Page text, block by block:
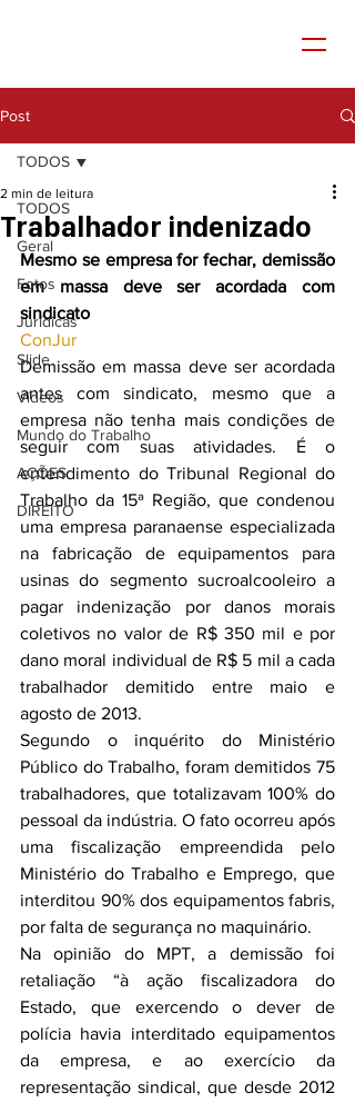
Post
TODOS
Geral
Fotos
Jurídicas
Slide
Vídeos
Mundo do Trabalho
AÇÕES
DIREITO
TODOS
Trabalhador indenizado
2 min de leitura
Mesmo se empresa for fechar, demissão
em massa deve ser acordada com
sindicato
ConJur
Demissão em massa deve ser acordada
antes com sindicato, mesmo que a
empresa não tenha mais condições de
seguir com suas atividades. É o
entendimento do Tribunal Regional do
Trabalho da 15ª Região, que condenou
uma empresa paranaense especializada
na fabricação de equipamentos para
usinas do segmento sucroalcooleiro a
pagar indenização por danos morais
coletivos no valor de R$ 350 mil e por
dano moral individual de R$ 5 mil a cada
trabalhador demitido entre maio e
agosto de 2013.
Segundo o inquérito do Ministério
Público do Trabalho, foram demitidos 75
trabalhadores, que totalizavam 100% do
pessoal da indústria. O fato ocorreu após
uma fiscalização empreendida pelo
Ministério do Trabalho e Emprego, que
interditou 90% dos equipamentos fabris,
por falta de segurança no maquinário.
Na opinião do MPT, a demissão foi
retaliação “à ação fiscalizadora do
Estado, que exercendo o dever de
polícia havia interditado equipamentos
da empresa, e ao exercício da
representação sindical, que desde 2012